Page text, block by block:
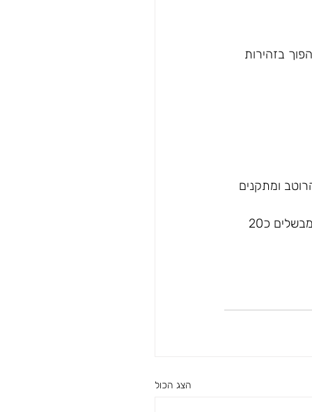
ממליצה להפוך בזהירות
את הרוטב ומתקנים
הצג הכול